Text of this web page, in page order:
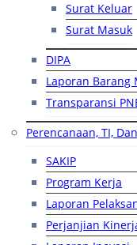
Surat Keluar
Surat Masuk
DIPA
Laporan Barang
Transparansi
Perencanaan, TI,
SAKIP
Program Kerja
Laporan
Perjanjian